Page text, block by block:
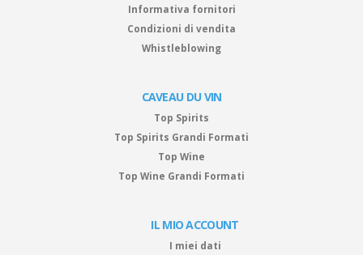
Informativa fornitori
Condizioni di vendita
Whistleblowing
CAVEAU DU VIN
Top Spirits
Top Spirits Grandi Formati
Top Wine
Top Wine Grandi Formati
IL MIO ACCOUNT
I miei dati